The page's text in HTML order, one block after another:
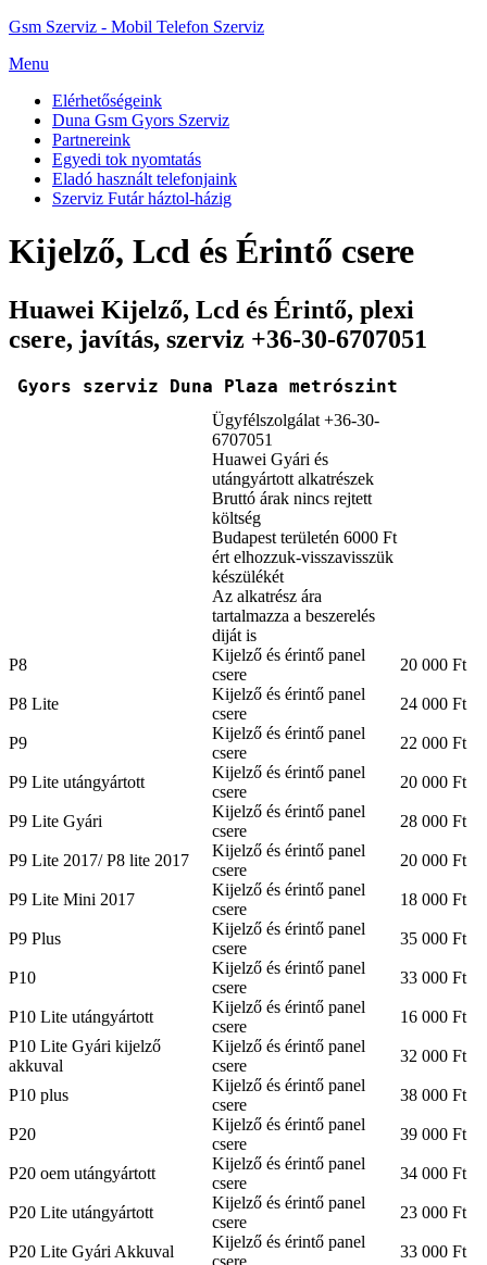
Gsm Szerviz - Mobil Telefon Szerviz
Menu
Elérhetőségeink
Duna Gsm Gyors Szerviz
Partnereink
Egyedi tok nyomtatás
Eladó használt telefonjaink
Szerviz Futár háztol-házig
Kijelző, Lcd és Érintő csere
Huawei Kijelző, Lcd és Érintő, plexi
csere, javítás, szerviz +36-30-6707051
Gyors szerviz Duna Plaza metrószint
Ügyfélszolgálat +36-30-
6707051
Huawei Gyári és
utángyártott alkatrészek
Bruttó árak nincs rejtett
költség
Budapest területén 6000 Ft
ért elhozzuk-visszavisszük
készülékét
Az alkatrész ára
tartalmazza a beszerelés
diját is
P8
Kijelző és érintő panel
csere
20 000 Ft
P8 Lite
Kijelző és érintő panel
csere
24 000 Ft
P9
Kijelző és érintő panel
csere
22 000 Ft
P9 Lite utángyártott
Kijelző és érintő panel
csere
20 000 Ft
P9 Lite Gyári
Kijelző és érintő panel
csere
28 000 Ft
P9 Lite 2017/ P8 lite 2017
Kijelző és érintő panel
csere
20 000 Ft
P9 Lite Mini 2017
Kijelző és érintő panel
csere
18 000 Ft
P9 Plus
Kijelző és érintő panel
csere
35 000 Ft
P10
Kijelző és érintő panel
csere
33 000 Ft
P10 Lite utángyártott
Kijelző és érintő panel
csere
16 000 Ft
P10 Lite Gyári kijelző
akkuval
Kijelző és érintő panel
csere
32 000 Ft
P10 plus
Kijelző és érintő panel
csere
38 000 Ft
P20
Kijelző és érintő panel
csere
39 000 Ft
P20 oem utángyártott
Kijelző és érintő panel
csere
34 000 Ft
P20 Lite utángyártott
Kijelző és érintő panel
csere
23 000 Ft
P20 Lite Gyári Akkuval
Kijelző és érintő panel
csere
33 000 Ft